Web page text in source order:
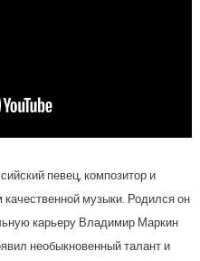
певец, композитор и
музыки. Родился он
карьеру Владимир Маркин
необыкновенный талант и